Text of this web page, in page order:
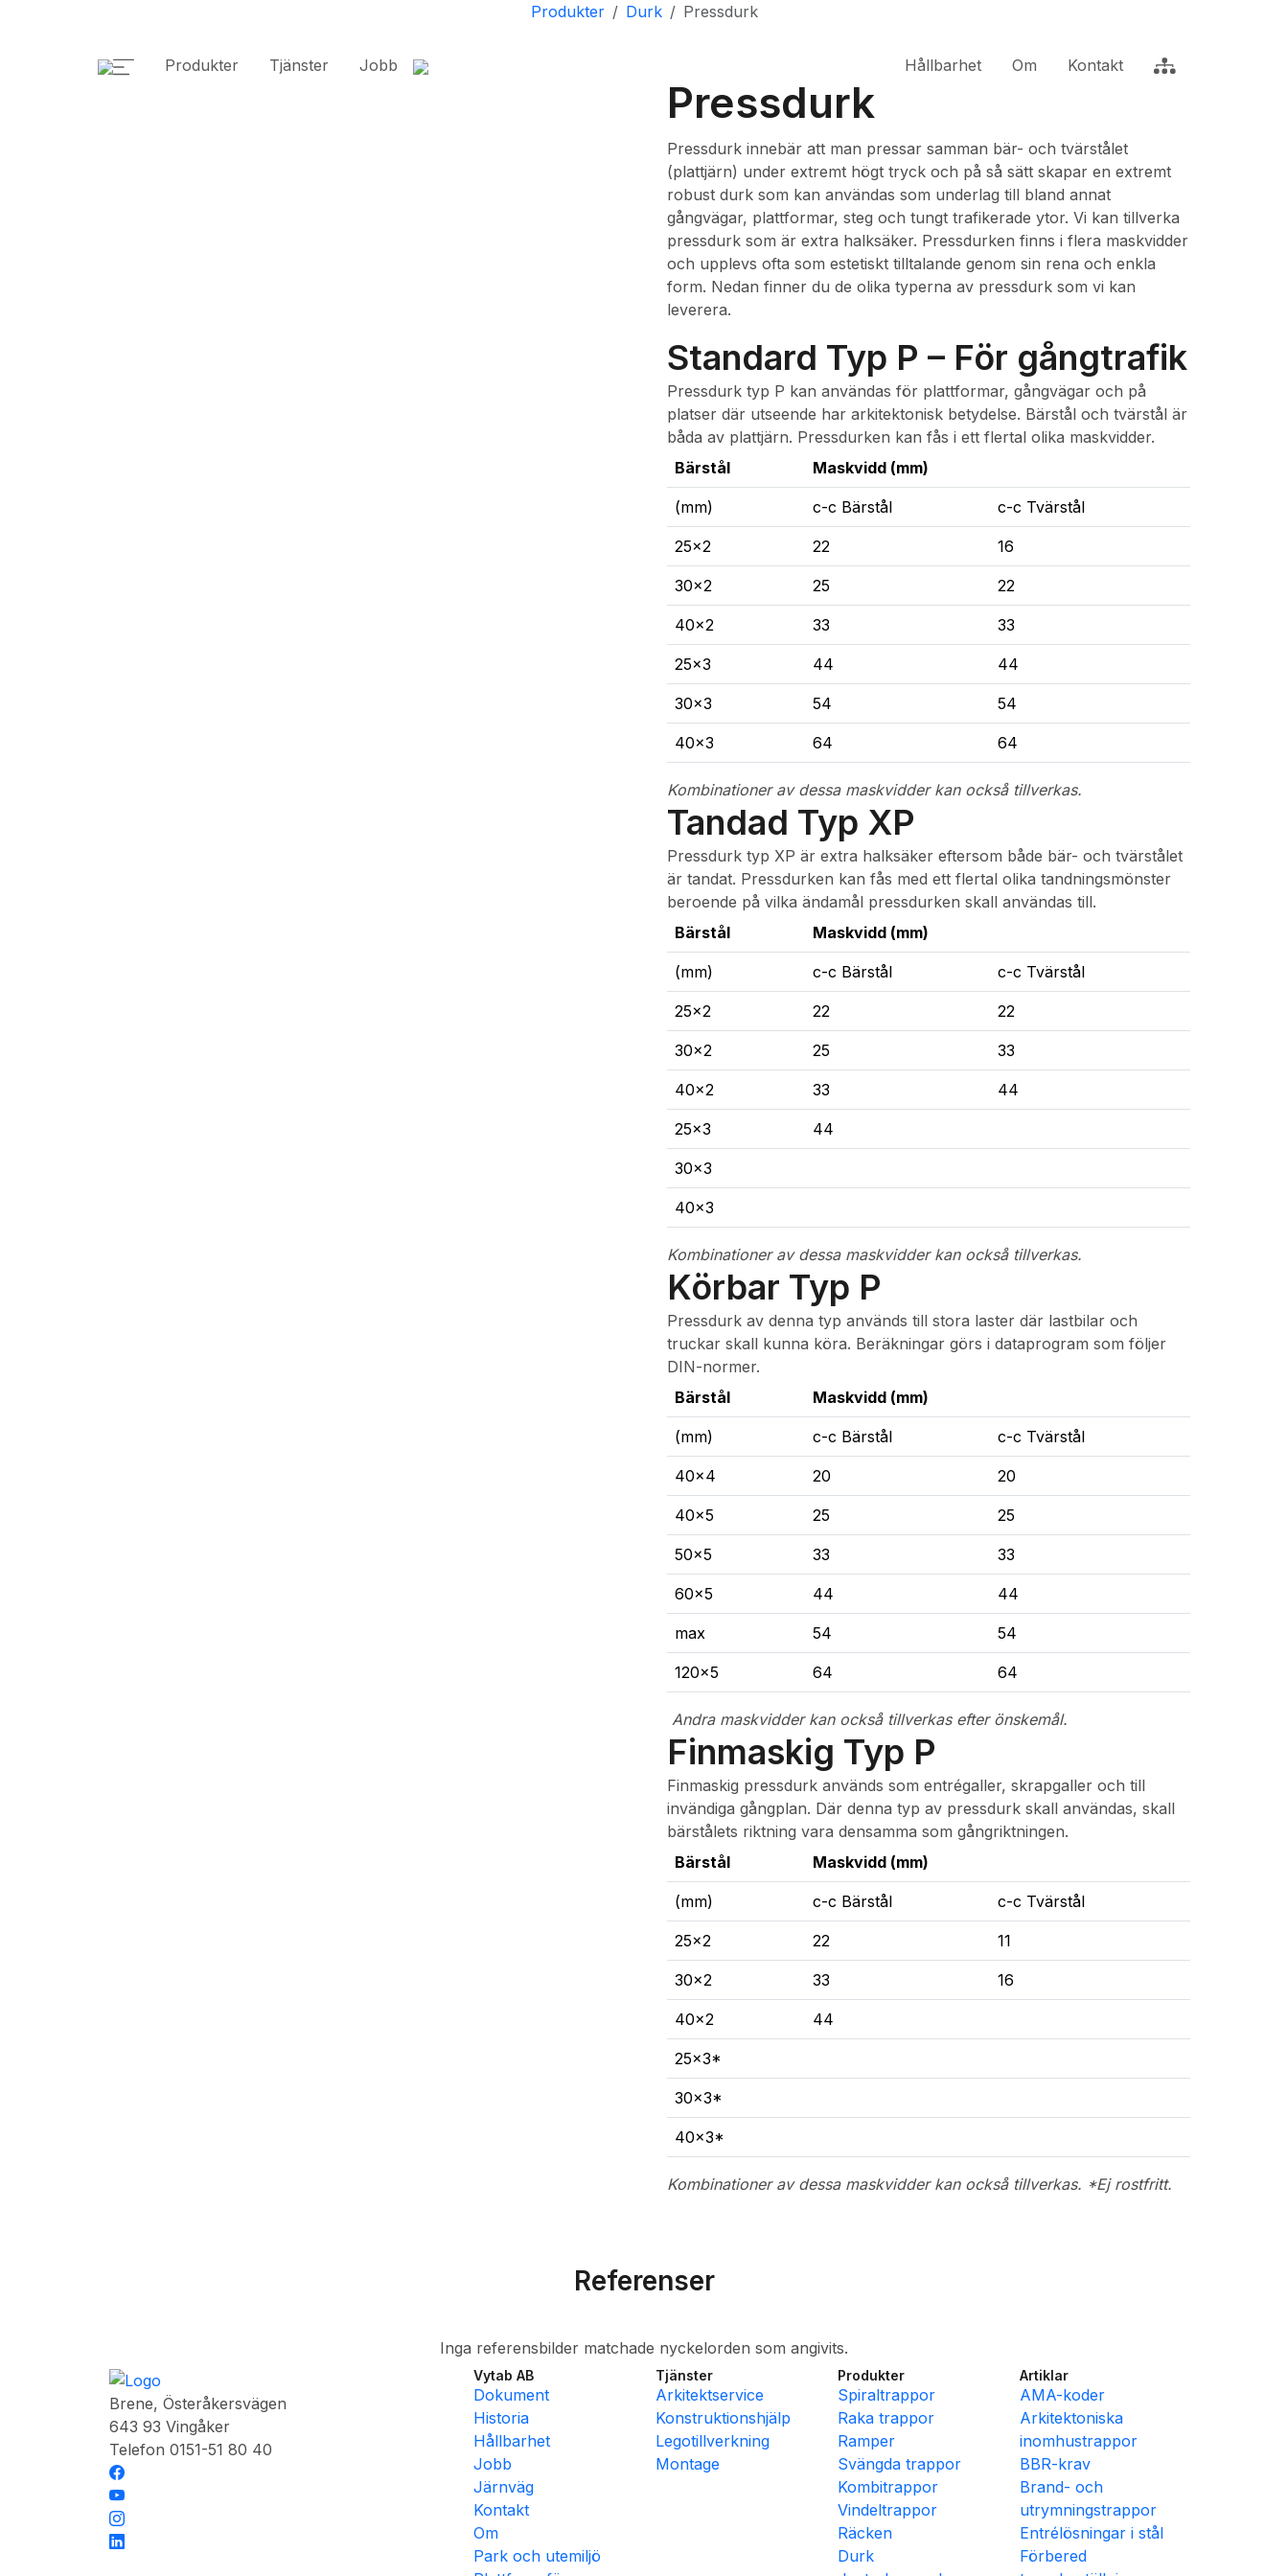
Produkter Tjänster Jobb Hållbarhet Om Kontakt
Produkter Durk Pressdurk
Pressdurk
Pressdurk innebär att man pressar samman bär- och tvärstålet
(plattjärn) under extremt högt tryck och på så sätt skapar en extremt
robust durk som kan användas som underlag till bland annat
gångvägar, plattformar, steg och tungt trafikerade ytor. Vi kan tillverka
pressdurk som är extra halksäker. Pressdurken finns i flera maskvidder
och upplevs ofta som estetiskt tilltalande genom sin rena och enkla
form. Nedan finner du de olika typerna av pressdurk som vi kan
leverera.
Standard Typ P – För gångtrafik
Pressdurk typ P kan användas för plattformar, gångvägar och på
platser där utseende har arkitektonisk betydelse. Bärstål och tvärstål är
båda av plattjärn. Pressdurken kan fås i ett flertal olika maskvidder.
Bärstål
Maskvidd (mm)
(mm) c-c Bärstål c-c Tvärstål
25x2 22 16
30x2 25 22
40x2 33 33
25x3 44 44
30x3 54 54
40x3 64 64
Kombinationer av dessa maskvidder kan också tillverkas.
Tandad Typ XP
Pressdurk typ XP är extra halksäker eftersom både bär- och tvärstålet
är tandat. Pressdurken kan fås med ett flertal olika tandningsmönster
beroende på vilka ändamål pressdurken skall användas till.
Bärstål
Maskvidd (mm)
(mm) c-c Bärstål c-c Tvärstål
25x2 22 22
30x2 25 33
40x2 33 44
25x3 44
30x3
40x3
Kombinationer av dessa maskvidder kan också tillverkas.
Körbar Typ P
Pressdurk av denna typ används till stora laster där lastbilar och
truckar skall kunna köra. Beräkningar görs i dataprogram som följer
DIN-normer.
Bärstål
Maskvidd (mm)
(mm) c-c Bärstål c-c Tvärstål
40x4 20 20
40x5 25 25
50x5 33 33
60x5 44 44
max 54 54
120x5 64 64
Andra maskvidder kan också tillverkas efter önskemål.
Finmaskig Typ P
Finmaskig pressdurk används som entrégaller, skrapgaller och till
invändiga gångplan. Där denna typ av pressdurk skall användas, skall
bärstålets riktning vara densamma som gångriktningen.
Bärstål
Maskvidd (mm)
(mm) c-c Bärstål c-c Tvärstål
25x2 22 11
30x2 33 16
40x2 44
25x3*
30x3*
40x3*
Kombinationer av dessa maskvidder kan också tillverkas. *Ej rostfritt.
Referenser
Inga referensbilder matchade nyckelorden som angivits.
Brene, Österåkersvägen
643 93 Vingåker
Telefon 0151-51 80 40
Vytab AB
Dokument
Historia
Hållbarhet
Jobb
Järnväg
Kontakt
Om
Park och utemiljö
Tjänster
Arkitektservice
Konstruktionshjälp
Legotillverkning
Montage
Produkter
Spiraltrappor
Raka trappor
Ramper
Svängda trappor
Kombitrappor
Vindeltrappor
Räcken
Durk
Artiklar
AMA-koder
Arkitektoniska
inomhustrappor
BBR-krav
Brand- och
utrymningstrappor
Entrélösningar i stål
Förbered